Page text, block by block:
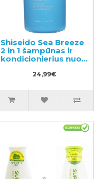
Shiseido Sea Breeze
2 in 1 šampūnas ir
kondicionierius nuo
pleiskanų su
mentoliu 600ml
24,99€